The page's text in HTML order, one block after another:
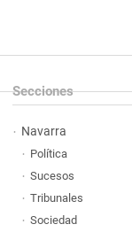
Secciones
Navarra
Política
Sucesos
Tribunales
Sociedad